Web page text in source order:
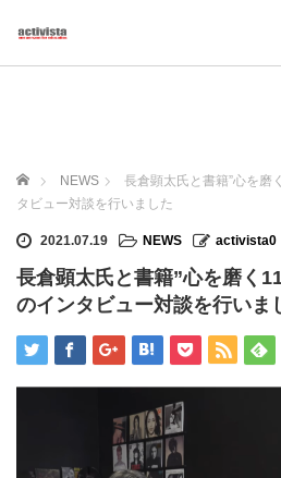
ホーム NEWS
長倉顕太氏と書籍”心を磨
タビュー対談を行いました
2021.07.19 NEWS activista0
長倉顕太氏と書籍”心を磨く
のインタビュー対談を行いま